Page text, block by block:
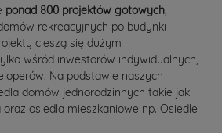
ponad 800 projektów gotowych,
rekreacyjnych po budynki
cieszą się dużym
wśród inwestorów indywidualnych,
Na podstawie naszych
domów jednorodzinnych takie jak
oraz osiedla mieszkaniowe np. Osiedle